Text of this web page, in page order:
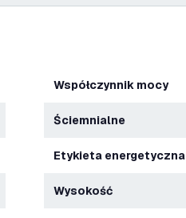
Współczynnik mocy
Ściemnialne
Etykieta energetyczna
Wysokość